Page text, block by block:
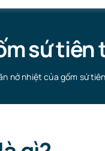
sứ tiên
nở nhiệt của gốm sứ